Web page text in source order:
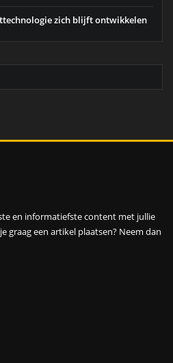
zich blijft ontwikkelen
en informatiefste content met jullie
graag een artikel plaatsen? Neem dan